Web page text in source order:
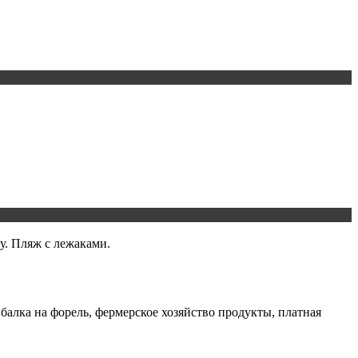
Пляж с лежаками.
на форель, фермерское хозяйство продукты, платная